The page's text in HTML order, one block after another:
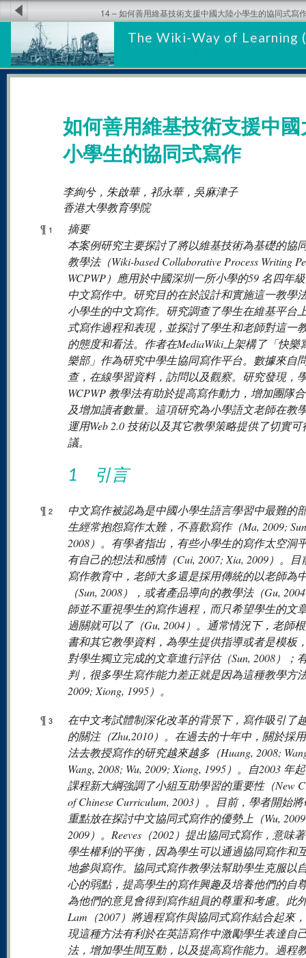
The Wiki-Way of Learning
14 – 如何善用維基技術支援中國大陸小學生的協同式寫
如何善用維基技術支援中國
小學生的協同式寫作
李絢兮，朱啟華，祁永華，吳麻津子
香港大學教育學院
¶ 1
摘要
本案例研究主要探討了將以維基技術為基礎的協
教學法（Wiki-based Collaborative Process Writing
WCPWP）應用於中國深圳一所小學的59 名四年
中文寫作中。研究目的在於設計和實施這一教學
小學生的中文寫作。研究調查了學生在維基平台
式寫作過程和表現，並探討了學生和老師對這一
的態度和看法。作者在MediaWiki上架構了「快樂
樂部」作為研究中學生協同寫作平台。數據來自
查，在線學習資料，訪問以及觀察。研究發現，
WCPWP 教學法有助於提高寫作動力，增加團隊
及增加讀者數量。這項研究為小學語文老師在教
運用Web 2.0 技術以及其它教學策略提供了切實可
議。
1 引言
¶ 2
中文寫作被認為是中國小學生語言學習中最難的
生經常抱怨寫作太難，不喜歡寫作（Ma, 2009;
2008）。有學者指出，有些小學生的寫作太空洞
有自己的想法和感情（Cui, 2007; Xia, 2009）。目
寫作教育中，老師大多還是採用傳統的以老師為
（Sun, 2008），或者產品導向的教學法（Gu,
師並不重視學生的寫作過程，而只希望學生的文
過關就可以了（Gu, 2004）。通常情況下，老師
書和其它教學資料，為學生提供指導或者是模板
對學生獨立完成的文章進行評估（Sun, 2008）；
判，很多學生寫作能力差正就是因為這種教學方
2009; Xiong, 1995）。
¶ 3
在中文考試體制深化改革的背景下，寫作吸引了
的關注（Zhu,2010）。在過去的十年中，關於採
法去教授寫作的研究越來越多（Huang, 2008;
Wang, 2008; Wu, 2009; Xiong, 1995）。自2003 年
課程新大綱強調了小組互助學習的重要性（New
of Chinese Curriculum, 2003）。目前，學者開始
重點放在探討中文協同式寫作的優勢上（Wu,
2009）。Reeves（2002）提出協同式寫作，意味
學生權利的平衡，因為學生可以通過協同寫作和
地參與寫作。協同式寫作教學法幫助學生克服以
心的弱點，提高學生的寫作興趣及培養他們的自
為他們的意見會得到寫作組員的尊重和考慮。此
Lam（2007）將過程寫作與協同式寫作結合起來
現這種方法有利於在英語寫作中激勵學生表達自
法，增加學生間互動，以及提高寫作能力。過程